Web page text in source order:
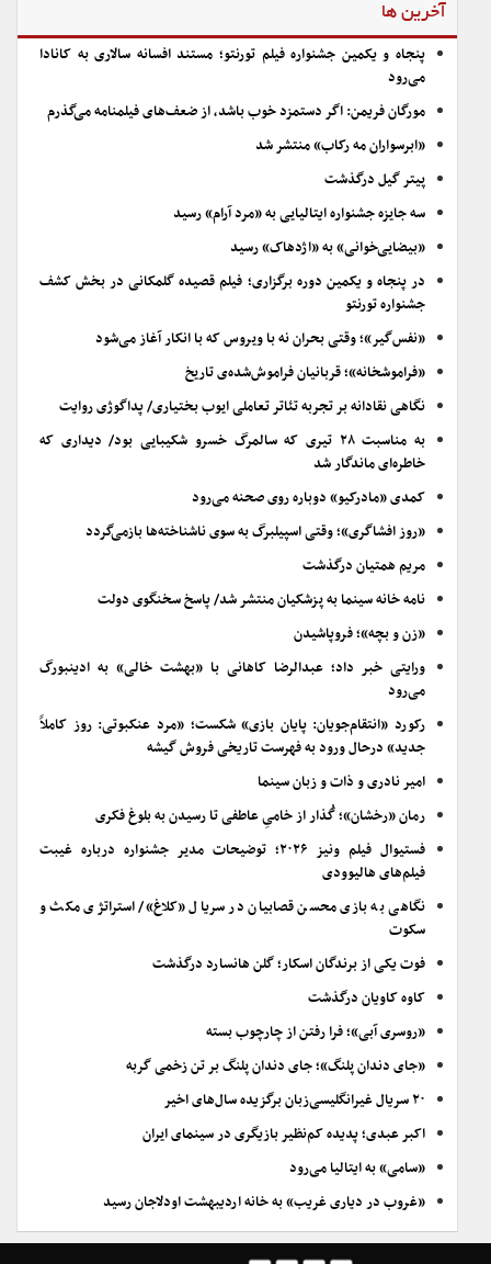
آخرین ها
پنجاه و یکمین جشنواره فیلم تورنتو؛ مستند افسانه سالاری به کانادا
می‌رود
مورگان فریمن: اگر دستمزد خوب باشد، از ضعف‌های فیلمنامه می‌گذرم
«ابرسواران مه رکاب» منتشر شد
پیتر گیل درگذشت
سه جایزه جشنواره ایتالیایی به «مرد آرام» رسید
«بیضایی‌خوانی» به «اژدهاک» رسید
در پنجاه و یکمین دوره برگزاری؛ فیلم قصیده گلمکانی در بخش کشف
جشنواره تورنتو
«نفس‌گیر»؛ وقتی بحران نه با ویروس که با انکار آغاز می‌شود
«فراموشخانه»؛ قربانیان فراموش‌شده‌ی تاریخ
نگاهی نقادانه بر تجربه تئاتر تعاملی ایوب بختیاری/ پداگوژی روایت
به مناسبت ۲۸ تیری که سالمرگ خسرو شکیبایی بود/ دیداری که
خاطره‌ای ماندگار شد
کمدی «مادرکیو» دوباره روی صحنه می‌رود
«روز افشاگری»؛ وقتی اسپیلبرگ به سوی ناشناخته‌ها بازمی‌گردد
مریم همتیان درگذشت
نامه خانه سینما به پزشکیان منتشر شد/ پاسخ سخنگوی دولت
«زن و بچه»؛ فروپاشیدن
ورایتی خبر داد؛ عبدالرضا کاهانی با «بهشت خالی» به ادینبورگ
می‌رود
رکورد «انتقام‌جویان: پایان بازی» شکست؛ «مرد عنکبوتی: روز کاملاً
جدید» درحال ورود به فهرست تاریخی فروش گیشه
امیر نادری و ذات و زبان سینما
رمان «رخشان»؛ گُذار از خامیِ عاطفی تا رسیدن به بلوغ فکری
فستیوال فیلم ونیز ۲۰۲۶؛ توضیحات مدیر جشنواره درباره غیبت
فیلم‌های هالیوودی
نگاهی به بازی محسن قصابیان در سریال «کلاغ»/ استراتژی مکث و
سکوت
فوت یکی از برندگان اسکار؛ گلن هانسارد درگذشت
کاوه کاویان درگذشت
«روسری آبی»؛ فرا رفتن از چارچوب بسته
«جای دندان پلنگ»؛ جای دندان پلنگ بر تن زخمی گربه
۲۰ سریال غیرانگلیسی‌زبان برگزیده سال‌های اخیر
اکبر عبدی؛ پدیده کم‌نظیر بازیگری در سینمای ایران
«سامی» به ایتالیا می‌رود
«غروب در دیاری غریب» به خانه اردیبهشت اودلاجان رسید